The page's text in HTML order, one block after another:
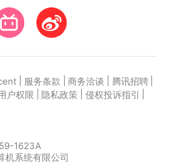
服务条款 商务洽谈 腾讯招聘
户权限 隐私政策 侵权投诉指引
1623A
机系统有限公司